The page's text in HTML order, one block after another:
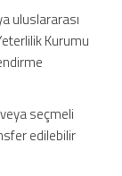
uluslararası
Kurumu
seçmeli
edilebilir